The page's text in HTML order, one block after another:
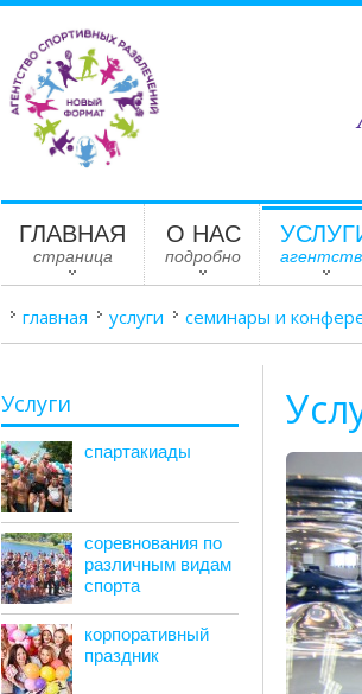
ГЛАВНАЯ
страница
О НАС
подробно
главная услуги семинары и
Услуги
спартакиады
соревнования по
различным видам
спорта
корпоративный
праздник